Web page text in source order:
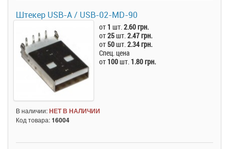
Штекер USB-A / USB-02-MD-90
от 1 шт.2.60 грн.
от25шт.2.47 грн.
от 50шт.2.34 грн.
Спец. цена
от 100шт. 1.80 грн.
В наличии:НЕТ В НАЛИЧИИ
Код товара:16004